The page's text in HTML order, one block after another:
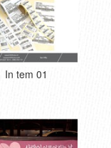
In tem 01